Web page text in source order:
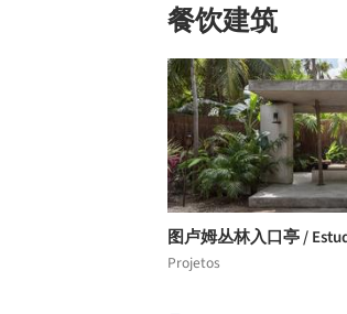
餐饮建筑
图卢姆丛林入口亭 /
Projetos